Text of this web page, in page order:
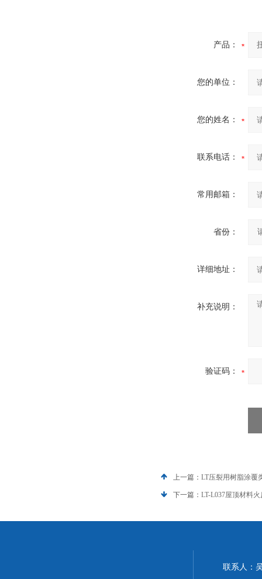
产品：
您的单位：
您的姓名：
联系电话：
常用邮箱：
省份：
详细地址：
补充说明：
验证码：
上一篇： LT压裂用树脂涂覆
下一篇： LT-L037屋顶材料
联系人：